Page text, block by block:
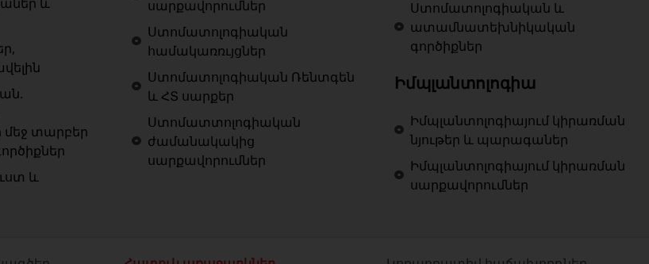
մեջ տարբեր
և
սարքավորումներ
Ստոմատոլոգիական
համակառռւյցներ
Ստոմատոլոգիական Ռենտգեն
և ՀՏ սարքեր
Ստոմատտոլոգիական
ժամանակակից
սարքավորումներ
Ստոմատոլոգիական և
ատամնատեխնիկական
գործիքներ
Իմպլանտոլոգիա
Իմպլանտոլոգիայում կիրառման
նյութեր և պարագաներ
Իմպլանտոլոգիայում կիրառման
սարքավորումներ